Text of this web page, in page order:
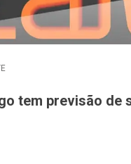
tem previsão de